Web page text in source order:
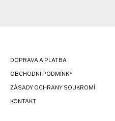
DOPRAVA A PLATBA
OBCHODNÍ PODMÍNKY
ZÁSADY OCHRANY SOUKROMÍ
KONTAKT